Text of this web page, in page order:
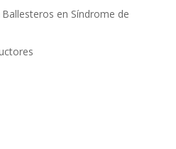
Ballesteros en Síndrome de